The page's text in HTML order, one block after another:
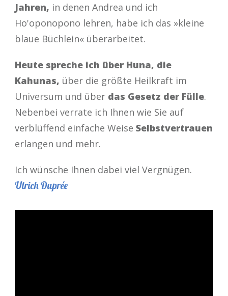
Jahren, in denen Andrea und ich
Ho'oponopono lehren, habe ich das »kleine
blaue Büchlein« überarbeitet.
Heute spreche ich über Huna, die
Kahunas, über die größte Heilkraft im
Universum und über das Gesetz der Fülle.
Nebenbei verrate ich Ihnen wie Sie auf
verblüffend einfache Weise Selbstvertrauen
erlangen und mehr.
Ich wünsche Ihnen dabei viel Vergnügen.
Ulrich Duprée